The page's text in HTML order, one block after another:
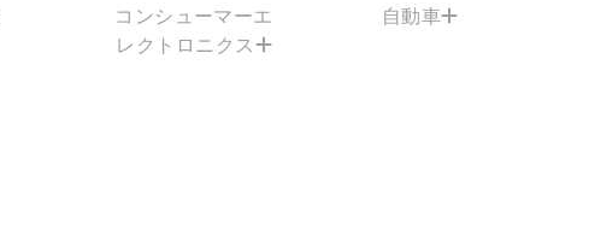
コンシューマーエ
レクトロニクス
自動車